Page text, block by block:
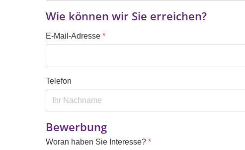
Wie können wir Sie erreichen?
E-Mail-Adresse *
Telefon
Bewerbung
Woran haben Sie Interesse? *